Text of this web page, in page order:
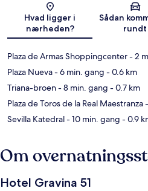
Kort
Hvad ligger i
nærheden?
Sådan
rundt
Plaza de Armas Shoppingcenter- 2
Plaza Nueva- 6 min. gang - 0.6 km
Triana-broen- 8 min. gang - 0.7 km
Plaza de Toros de la Real Maestranza
Sevilla Katedral- 10 min. gang - 0.9
Om
Hotel Gravina 51